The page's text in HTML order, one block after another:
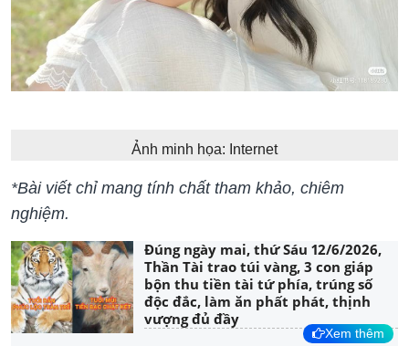
Ảnh minh họa: Internet
*Bài viết chỉ mang tính chất tham khảo, chiêm
nghiệm.
Đúng ngày mai, thứ Sáu 12/6/2026,
Thần Tài trao túi vàng, 3 con giáp
bộn thu tiền tài tứ phía, trúng số
độc đắc, làm ăn phất phát, thịnh
vượng đủ đầy
Xem thêm